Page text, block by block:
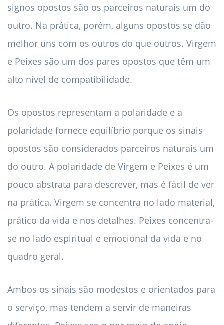
signos opostos são os parceiros naturais um do
outro. Na prática, porém, alguns opostos se dão
melhor uns com os outros do que outros. Virgem
e Peixes são um dos pares opostos que têm um
alto nível de compatibilidade.
Os opostos representam a polaridade e a
polaridade fornece equilíbrio porque os sinais
opostos são considerados parceiros naturais um
do outro. A polaridade de Virgem e Peixes é um
pouco abstrata para descrever, mas é fácil de ver
na prática. Virgem se concentra no lado material,
prático da vida e nos detalhes. Peixes concentra-
se no lado espiritual e emocional da vida e no
quadro geral.
Ambos os sinais são modestos e orientados para
o serviço, mas tendem a servir de maneiras